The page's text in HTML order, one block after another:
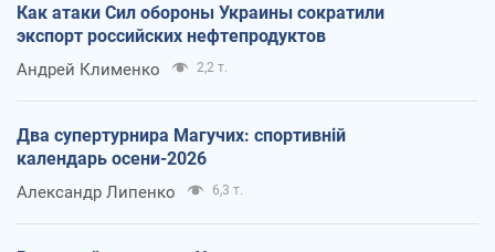
Как атаки Сил обороны Украины сократили
экспорт российских нефтепродуктов
Андрей Клименко 2,2 т.
Два супертурнира Магучих: спортивній
календарь осени-2026
Александр Липенко 6,3 т.